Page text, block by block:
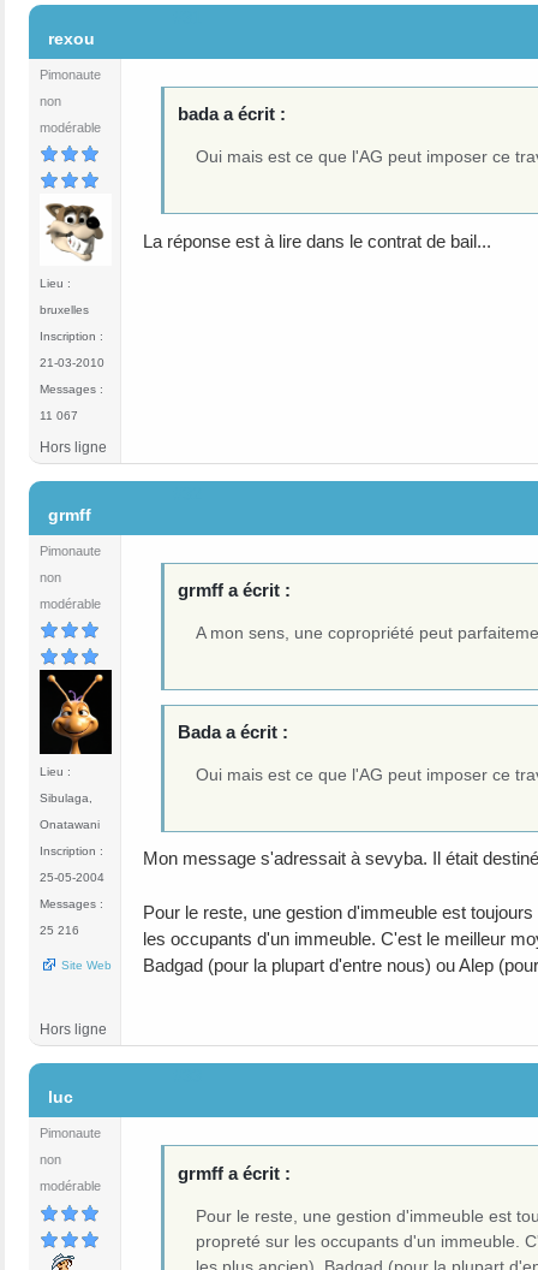
rexou
Pimonaute
non
modérable
Lieu :
bruxelles
Inscription :
21-03-2010
Messages :
11 067
bada a écrit :
Oui mais est ce que l'AG peut imposer ce
La réponse est à lire dans le contrat de bail...
Hors ligne
grmff
Pimonaute
non
modérable
Lieu :
Sibulaga,
Onatawani
Inscription :
25-05-2004
Messages :
25 216
Site Web
grmff a écrit :
A mon sens, une copropriété peut
Bada a écrit :
Oui mais est ce que l'AG peut imposer ce
Mon message s'adressait à sevyba. Il était
Pour le reste, une gestion d'immeuble est
les occupants d'un immeuble. C'est le meilleur
Badgad (pour la plupart d'entre nous) ou Alep
Hors ligne
luc
Pimonaute
non
modérable
grmff a écrit :
Pour le reste, une gestion d'immeuble est
propreté sur les occupants d'un immeuble.
les plus ancien), Badgad (pour la plupart